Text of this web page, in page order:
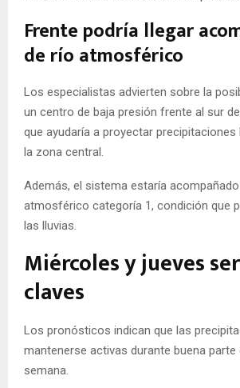
Frente podría llegar
de río atmosférico
Los especialistas advierten sobre la
un centro de baja presión frente al sur
que ayudaría a proyectar
la zona central.
Además, el sistema estaría
atmosférico categoría 1, condición que
las lluvias.
Miércoles y jueves
claves
Los pronósticos indican que las
mantenerse activas durante buena parte
semana.